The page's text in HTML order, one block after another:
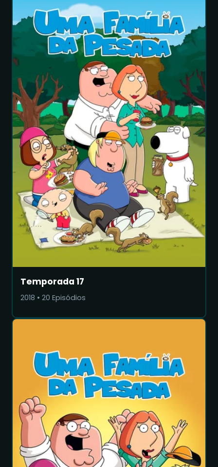
Temporada 17
2018 • 20 Episódios